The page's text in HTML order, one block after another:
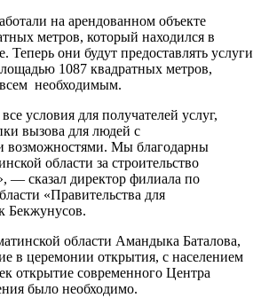
на арендованном объекте
метров, который находился в
Теперь они будут предоставлять услуги
1087 квадратных метров,
необходимым.
условия для получателей услуг,
вызова для людей с
возможностями. Мы благодарны
области за строительство
— сказал директор филиала по
«Правительства для
Бекжунусов.
области Амандыка Баталова,
в церемонии открытия, с населением
открытие современного Центра
было необходимо.